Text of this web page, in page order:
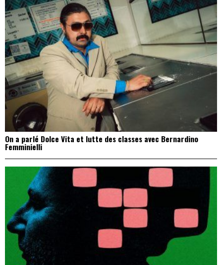
On a parlé Dolce Vita et lutte des classes avec Bernardino
Femminielli